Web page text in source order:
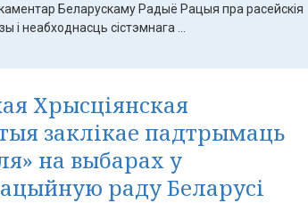
Беларускаму Радыё Рацыя пра расейскія
і неабходнасць сістэмнага ...
Хрысціянская
заклікае падтрымаць
на выбарах у
раду Беларусі